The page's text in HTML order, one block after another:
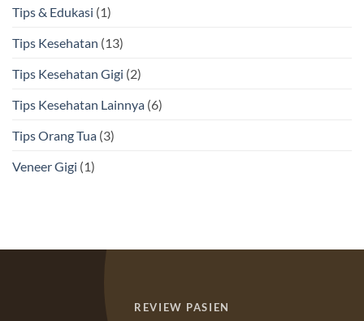
Tips & Edukasi (1)
Tips Kesehatan (13)
Tips Kesehatan Gigi (2)
Tips Kesehatan Lainnya (6)
Tips Orang Tua (3)
Veneer Gigi (1)
REVIEW PASIEN